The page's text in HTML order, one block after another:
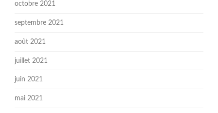
octobre 2021
septembre 2021
août 2021
juillet 2021
juin 2021
mai 2021